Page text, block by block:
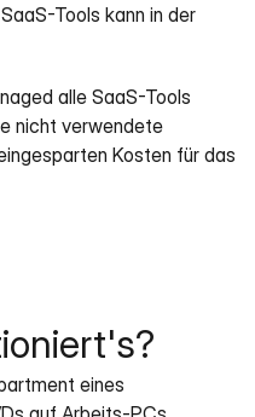
Tools kann in der
alle SaaS-Tools
nicht verwendete
Kosten für das
eines